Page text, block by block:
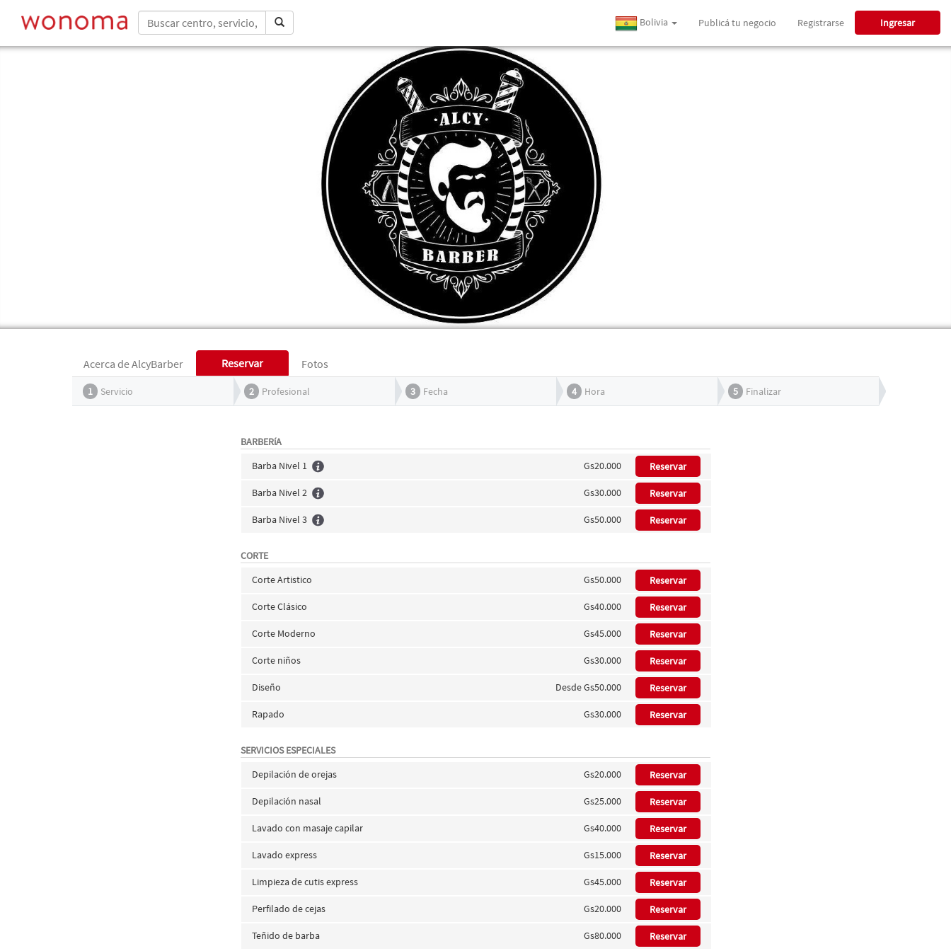
Bolivia Publicá tu negocio Registrarse Ingresar
Acerca de AlcyBarber Reservar Fotos
1 Servicio 2 Profesional 3 Fecha 4 Hora 5 Finalizar
BARBERíA
Barba Nivel 1
Gs20.000 Reservar
Barba Nivel 2 Gs30.000 Reservar
Barba Nivel 3 Gs50.000 Reservar
CORTE
Corte Artistico
Gs50.000 Reservar
Corte Clásico Gs40.000 Reservar
Corte Moderno Gs45.000 Reservar
Corte niños Gs30.000 Reservar
Diseño Desde Gs50.000 Reservar
Rapado Gs30.000 Reservar
SERVICIOS ESPECIALES
Depilación de orejas
Gs20.000 Reservar
Depilación nasal Gs25.000 Reservar
Lavado con masaje capilar Gs40.000 Reservar
Lavado express Gs15.000 Reservar
Limpieza de cutis express Gs45.000 Reservar
Perfilado de cejas Gs20.000 Reservar
Teñido de barba Gs80.000 Reservar